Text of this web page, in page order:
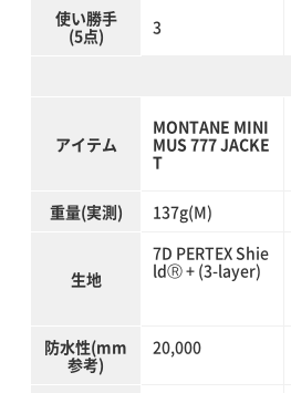
使い勝手
(5点)
3
アイテム
MONTANE MINI
MUS 777 JACKE
T
重量(実測) 137g(M)
生地
7D PERTEX Shie
ldⓇ + (3-layer)
防水性(mm
参考)
20,000